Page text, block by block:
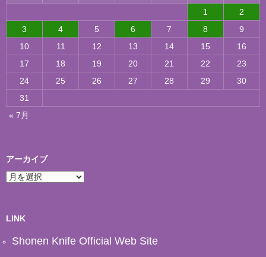
1
2
3
4 5 6 7 8
9
10
11 12 13 14 15
16
17
18 19 20 21 22
23
24
25 26 27 28 29
30
31
« 7月
アーカイブ
ア
ブ
LINK
Shonen Knife Official Web Site